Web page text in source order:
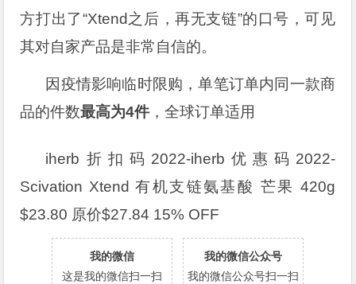
方打出了“Xtend之后，再无支链”的口号，可见
其对自家产品是非常自信的。
因疫情影响临时限购，单笔订单内同一款商
品的件数最高为4件 ，全球订单适用
iherb折扣码2022-iherb优惠码2022-
Scivation Xtend 有机支链氨基酸 芒果 420g
$23.80 原价$27.84 15% OFF
我的微信
这是我的微信扫一扫
我的微信公众号
我的微信公众号扫一扫